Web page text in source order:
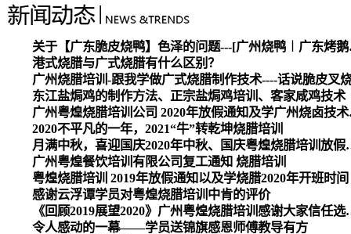
关于【广
港式烧腊与广式烧腊有什么区别？
广州烧腊培训-跟我学做广式烧腊制作技术----话说脆皮叉
东江盐焗鸡的制作方法、正宗盐焗鸡培训、客家咸鸡技术
广州粤煌
2020不平凡的一年，2021“牛”转乾坤烧腊培训
月满中秋，喜迎
广州粤煌餐饮培训有限公司复工通知 烧腊培训
粤煌烧腊培训 2019年放假通知以及学烧腊2020年开班时间
感谢云浮谭学员对粤煌烧腊培训中肯的评价
《回顾2019展望
令人感动的一幕——学员送锦旗感恩师傅教导有方